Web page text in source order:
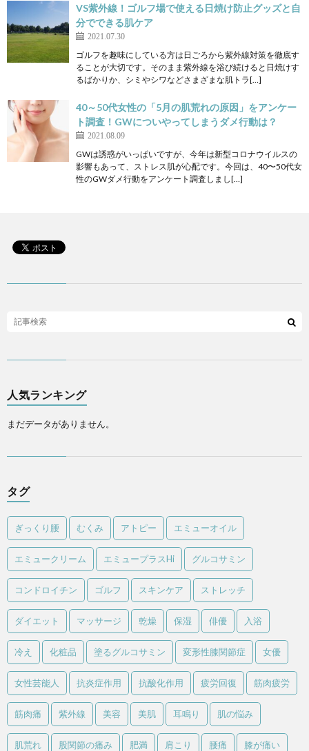
VS紫外線！ゴルフ場で使える日焼け防止グッズと自
分でできる肌ケア
2021.07.30
ゴルフを趣味にしている方は日ごろから紫外線対策を徹底す
ることが大切です。そのまま紫外線を浴び続けると日焼けす
るばかりか、シミやシワなどさまざまな肌トラ[…]
40～50代女性の「5月の肌荒れの原因」をアンケー
ト調査！GWについやってしまうダメ行動は？
2021.08.09
GWは誘惑がいっぱいですが、今年は新型コロナウイルスの
影響もあって、ストレス肌が心配です。今回は、40〜50代女
性のGWダメ行動をアンケート調査しまし[…]
人気ランキング
まだデータがありません。
タグ
ぎっくり腰 むくみ アトピー エミューオイル
エミュークリーム エミュープラスHi グルコサミン
コンドロイチン ゴルフ スキンケア ストレッチ
ダイエット マッサージ 乾燥 保湿 俳優 入浴
冷え 化粧品 塗るグルコサミン 変形性膝関節症 女優
女性芸能人 抗炎症作用 抗酸化作用 疲労回復 筋肉疲労
筋肉痛 紫外線 美容 美肌 耳鳴り 肌の悩み
肌荒れ 股関節の痛み 肥満 肩こり 腰痛 膝が痛い